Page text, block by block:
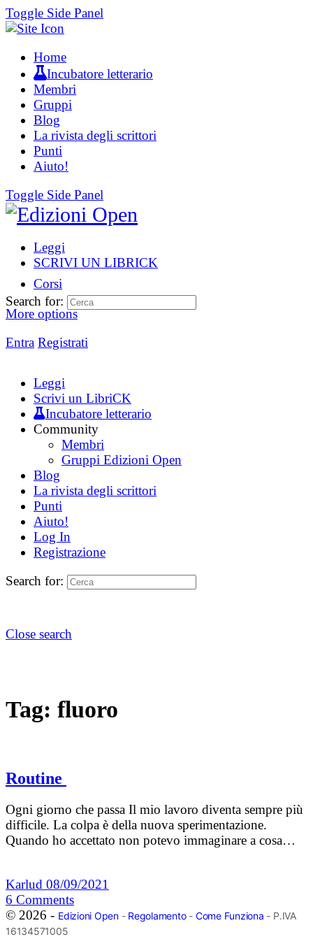
Toggle Side Panel
Home
Incubatore letterario
Membri
Gruppi
Blog
La rivista degli scrittori
Punti
Aiuto!
Toggle Side Panel
Leggi
SCRIVI UN LIBRICK
Corsi
More options
Entra Registrati
Search for:
Leggi
Scrivi un LibriCK
Incubatore letterario
Community
Membri
Gruppi Edizioni Open
Blog
La rivista degli scrittori
Punti
Aiuto!
Log In
Registrazione
Search for:
Close search
Tag: fluoro
Routine
Ogni giorno che passa Il mio lavoro diventa sempre più
difficile. La colpa è della nuova sperimentazione.
Quando ho accettato non potevo immaginare a cosa…
Karlud 08/09/2021
6 Comments
© 2026 - Edizioni Open- Regolamento- Come Funziona - P.IVA
16134571005